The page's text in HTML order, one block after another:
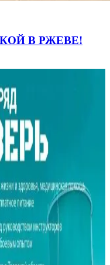
В РЖЕВЕ!